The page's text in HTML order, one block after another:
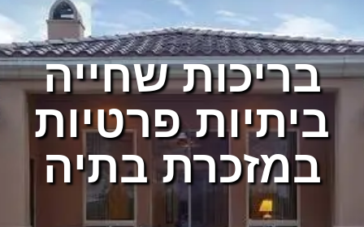
בריכות שחייה
ביתיות פרטיות
במזכרת בתיה